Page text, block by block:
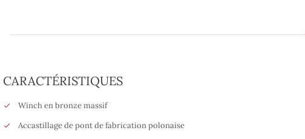
CARACTÉRISTIQUES
Winch en bronze massif
Accastillage de pont de fabrication polonaise